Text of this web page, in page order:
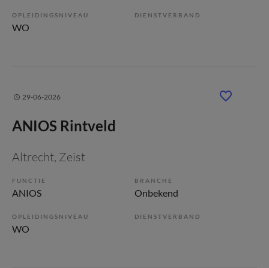
OPLEIDINGSNIVEAU
WO
DIENSTVERBAND
29-06-2026
ANIOS Rintveld
Altrecht, Zeist
FUNCTIE
ANIOS
BRANCHE
Onbekend
OPLEIDINGSNIVEAU
WO
DIENSTVERBAND